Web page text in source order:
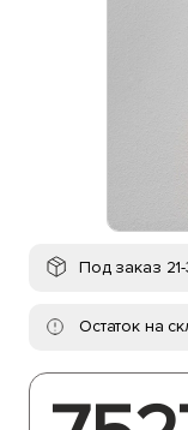
Под заказ
Остаток на